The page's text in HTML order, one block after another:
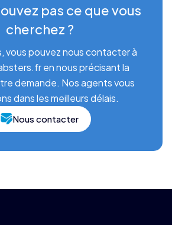
pas ce que vous
cherchez ?
vous pouvez nous contacter à
en nous précisant la
demande. Nos agents vous
dans les meilleurs délais.
Nous contacter